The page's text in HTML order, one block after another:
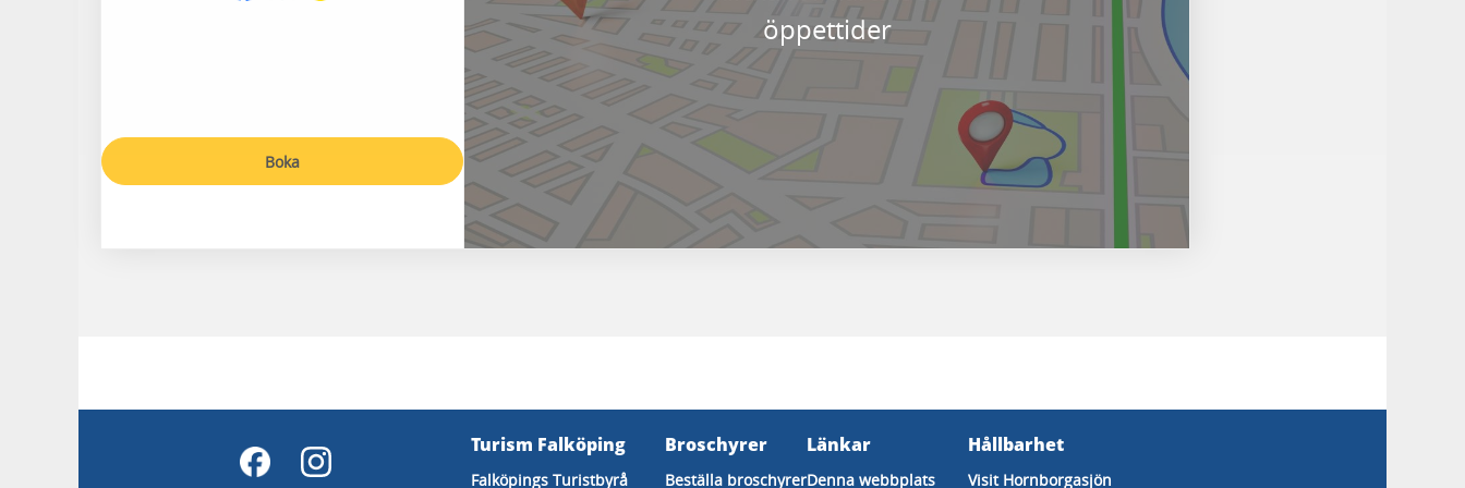
Boka
öppettider
Turism Falköping
Falköpings Turistbyrå
Broschyrer
Beställa broschyrer
Länkar
Denna webbplats
Hållbarhet
Visit Hornborgasjön